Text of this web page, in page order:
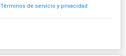
Términos de servicio y privacidad